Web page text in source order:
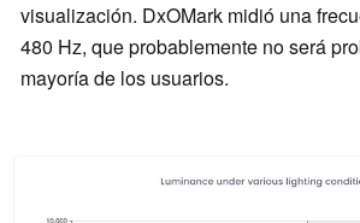
visualización. DxOMark midió una
480 Hz, que probablemente no será
mayoría de los usuarios.